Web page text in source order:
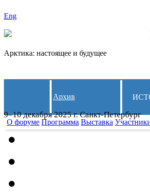
Eng
Арктика: настоящее и будущее
9–10 декабря 2025 г. Санкт-Петербург
Архив
О форуме Программа Выставка